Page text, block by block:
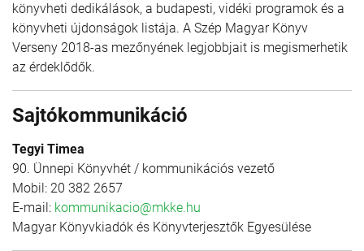
könyvheti dedikálások, a budapesti, vidéki programok és a
könyvheti újdonságok listája. A Szép Magyar Könyv
Verseny 2018-as mezőnyének legjobbjait is megismerhetik
az érdeklődők.
Sajtókommunikáció
Tegyi Timea
90. Ünnepi Könyvhét / kommunikációs vezető
Mobil: 20 382 2657
E-mail: kommunikacio@mkke.hu
Magyar Könyvkiadók és Könyvterjesztők Egyesülése